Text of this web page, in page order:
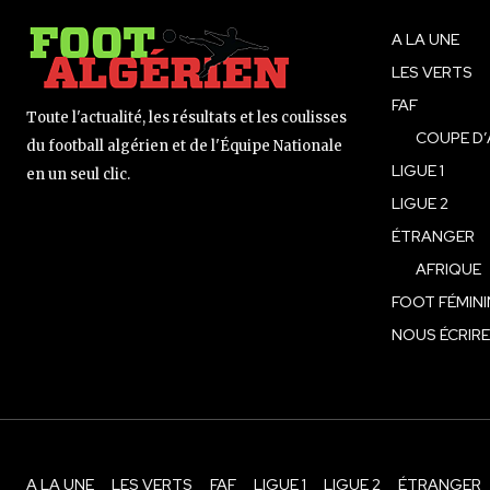
Toute l'actualité, les résultats et les coulisses
du football algérien et de l'Équipe Nationale
en un seul clic.
A LA UNE
LES VERTS
FAF
COUPE
LIGUE 1
LIGUE 2
ÉTRANGER
AFRIQUE
FOOT
NOUS ÉCRIRE
A LA UNE LES VERTS FAF LIGUE 1 LIGUE 2 ÉTRANGER